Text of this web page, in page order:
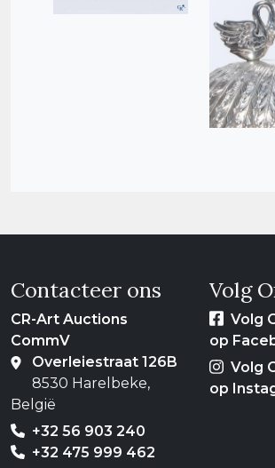
Contacteer ons
CR-Art Auctions
CommV
Overleiestraat 126B
8530 Harelbeke,
België
+32 56 903 240
+32 475 999 462
Volg
Volg
op
Volg
op